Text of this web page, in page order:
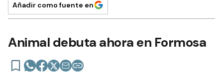
Añadir como fuente en
Animal debuta ahora en Formosa